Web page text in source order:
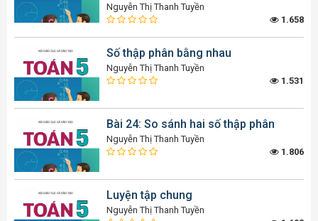
Nguyễn Thị Thanh Tuyền
1.658
Số thập phân bằng nhau
Nguyễn Thị Thanh Tuyền
1.531
Bài 24: So sánh hai số thập phân
Nguyễn Thị Thanh Tuyền
1.806
Luyện tập chung
Nguyễn Thị Thanh Tuyền